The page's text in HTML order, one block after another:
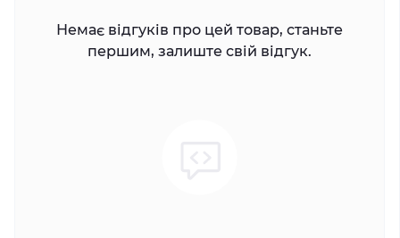
Немає відгуків про цей товар, станьте
першим, залиште свій відгук.